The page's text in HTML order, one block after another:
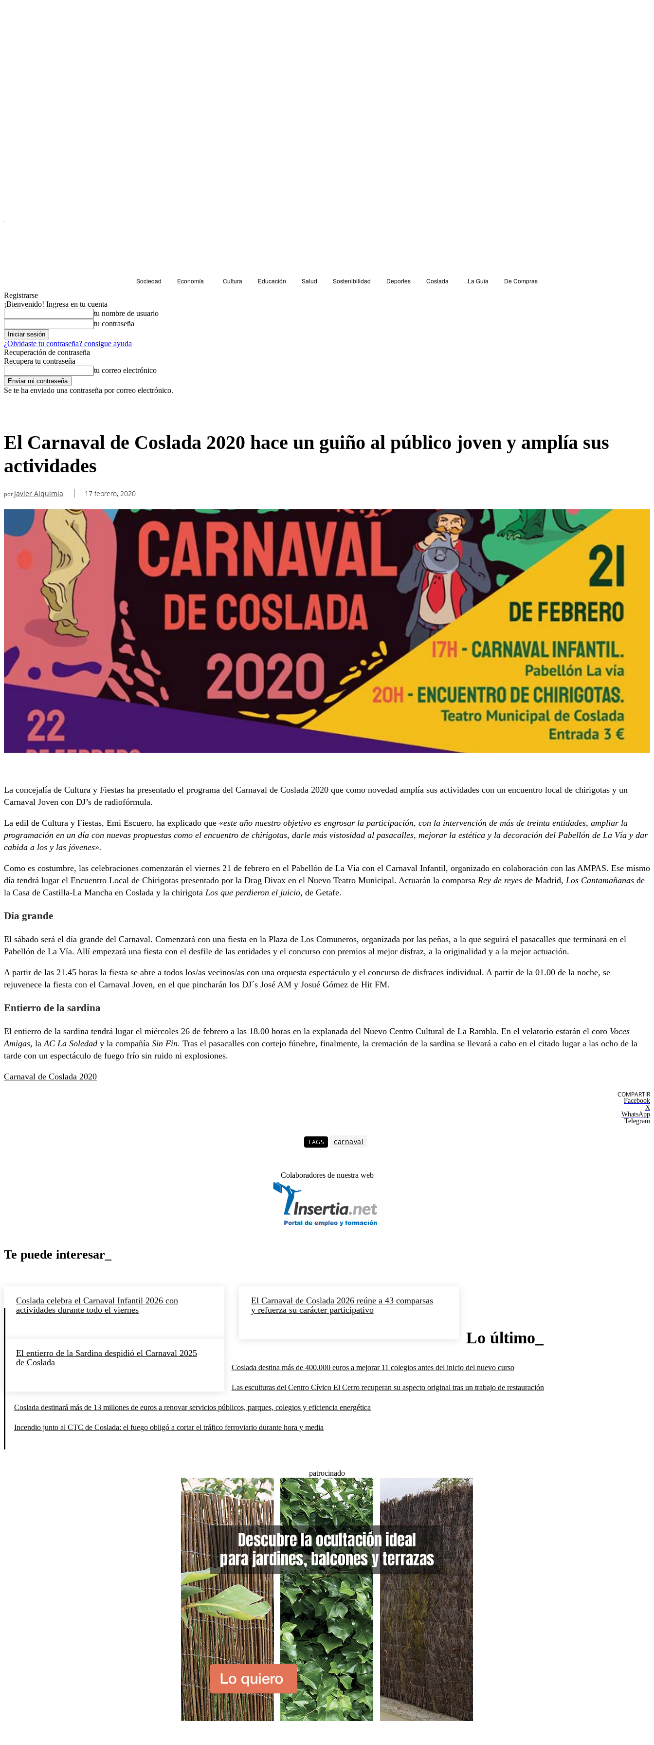
Sociedad Economía Cultura Educación Salud Sostenibilidad Deportes Coslada La Guía
De Compras
Registrarse
¡Bienvenido! Ingresa en tu cuenta
tu nombre de usuario
tu contraseña
¿Olvidaste tu contraseña? consigue ayuda
Recuperación de contraseña
Recupera tu contraseña
tu correo electrónico
Se te ha enviado una contraseña por correo electrónico.
El Carnaval de Coslada 2020 hace un guiño al público joven y amplía sus
actividades
por Javier Alquimia 17 febrero, 2020
La concejalía de Cultura y Fiestas ha presentado el programa del Carnaval de Coslada 2020 que como novedad amplía sus actividades con un encuentro local de chirigotas y un
Carnaval Joven con DJ’s de radiofórmula.
La edil de Cultura y Fiestas, Emi Escuero, ha explicado que «este año nuestro objetivo es engrosar la participación, con la intervención de más de treinta entidades, ampliar la
programación en un día con nuevas propuestas como el encuentro de chirigotas, darle más vistosidad al pasacalles, mejorar la estética y la decoración del Pabellón de La Vía y dar
cabida a los y las jóvenes».
Como es costumbre, las celebraciones comenzarán el viernes 21 de febrero en el Pabellón de La Vía con el Carnaval Infantil, organizado en colaboración con las AMPAS. Ese mismo
día tendrá lugar el Encuentro Local de Chirigotas presentado por la Drag Divax en el Nuevo Teatro Municipal. Actuarán la comparsa Rey de reyes de Madrid, Los Cantamañanas de
la Casa de Castilla-La Mancha en Coslada y la chirigota Los que perdieron el juicio, de Getafe.
Día grande
El sábado será el día grande del Carnaval. Comenzará con una fiesta en la Plaza de Los Comuneros, organizada por las peñas, a la que seguirá el pasacalles que terminará en el
Pabellón de La Vía. Allí empezará una fiesta con el desfile de las entidades y el concurso con premios al mejor disfraz, a la originalidad y a la mejor actuación.
A partir de las 21.45 horas la fiesta se abre a todos los/as vecinos/as con una orquesta espectáculo y el concurso de disfraces individual. A partir de la 01.00 de la noche, se
rejuvenece la fiesta con el Carnaval Joven, en el que pincharán los DJ´s José AM y Josué Gómez de Hit FM.
Entierro de la sardina
El entierro de la sardina tendrá lugar el miércoles 26 de febrero a las 18.00 horas en la explanada del Nuevo Centro Cultural de La Rambla. En el velatorio estarán el coro Voces
Amigas, la AC La Soledad y la compañía Sin Fin. Tras el pasacalles con cortejo fúnebre, finalmente, la cremación de la sardina se llevará a cabo en el citado lugar a las ocho de la
tarde con un espectáculo de fuego frío sin ruido ni explosiones.
Carnaval de Coslada 2020
COMPARTIR
Facebook
X
WhatsApp
Telegram
TAGS carnaval
Colaboradores de nuestra web
Te puede interesar_
Coslada celebra el Carnaval Infantil 2026 con
actividades durante todo el viernes
El Carnaval de Coslada 2026 reúne a 43 comparsas
y refuerza su carácter participativo
El entierro de la Sardina despidió el Carnaval 2025
de Coslada
Lo último_
Coslada destina más de 400.000 euros a mejorar 11 colegios antes del inicio del nuevo curso
Las esculturas del Centro Cívico El Cerro recuperan su aspecto original tras un trabajo de restauración
Coslada destinará más de 13 millones de euros a renovar servicios públicos, parques, colegios y eficiencia energética
Incendio junto al CTC de Coslada: el fuego obligó a cortar el tráfico ferroviario durante hora y media
patrocinado